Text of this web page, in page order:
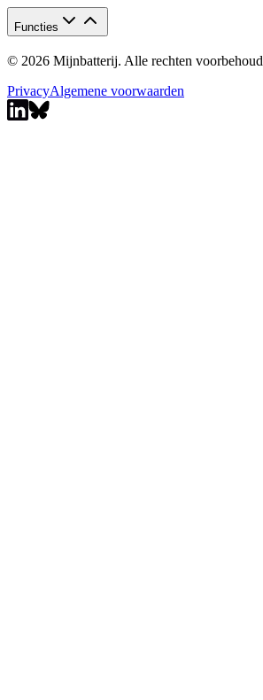
Functies
© 2026 Mijnbatterij. Alle rechten
PrivacyAlgemene voorwaarden